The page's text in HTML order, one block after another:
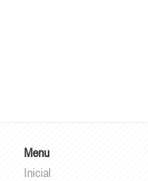
Menu
Inicial